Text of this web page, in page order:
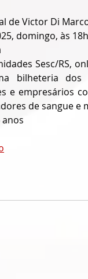
de Victor Di
domingo, às 18h
Sesc/RS,
bilheteria
e empresários
de sangue
anos